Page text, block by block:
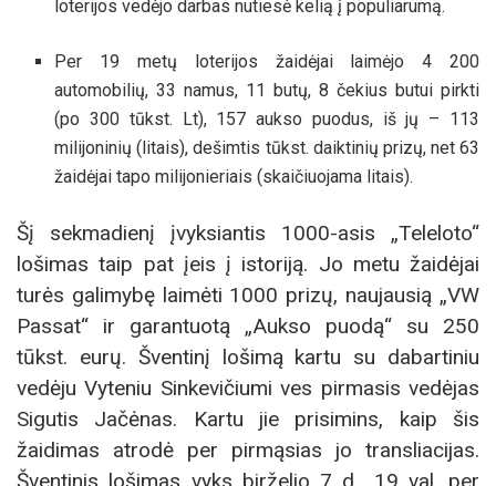
loterijos vedėjo darbas nutiesė kelią į populiarumą.
Per 19 metų loterijos žaidėjai laimėjo 4 200
automobilių, 33 namus, 11 butų, 8 čekius butui pirkti
(po 300 tūkst. Lt), 157 aukso puodus, iš jų – 113
milijoninių (litais), dešimtis tūkst. daiktinių prizų, net 63
žaidėjai tapo milijonieriais (skaičiuojama litais).
Šį sekmadienį įvyksiantis 1000-asis „Teleloto“
lošimas taip pat įeis į istoriją. Jo metu žaidėjai
turės galimybę laimėti 1000 prizų, naujausią „VW
Passat“ ir garantuotą „Aukso puodą“ su 250
tūkst. eurų. Šventinį lošimą kartu su dabartiniu
vedėju Vyteniu Sinkevičiumi ves pirmasis vedėjas
Sigutis Jačėnas. Kartu jie prisimins, kaip šis
žaidimas atrodė per pirmąsias jo transliacijas.
Šventinis lošimas vyks birželio 7 d., 19 val. per